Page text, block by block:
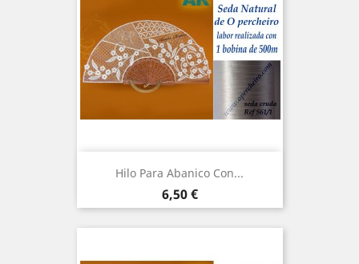
Hilo Para Abanico Con...
Precio
6,50 €